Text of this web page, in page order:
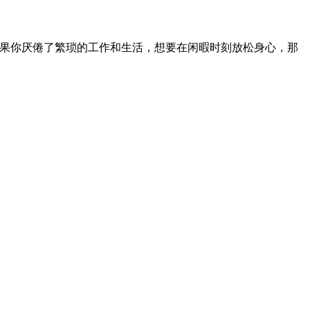
你厌倦了繁琐的工作和生活，想要在闲暇时刻放松身心，那